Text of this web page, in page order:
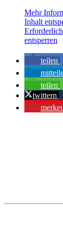
Mehr
Inhalt
entsperren
teilen
teilen
twittern